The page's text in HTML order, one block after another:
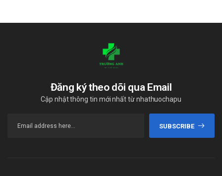
Đăng ký theo dõi qua Email
Cập nhật thông tin mới nhất từ nhathuochapu
SUBSCRIBE